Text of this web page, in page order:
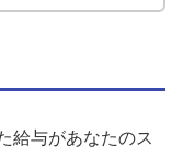
給与があなたのス